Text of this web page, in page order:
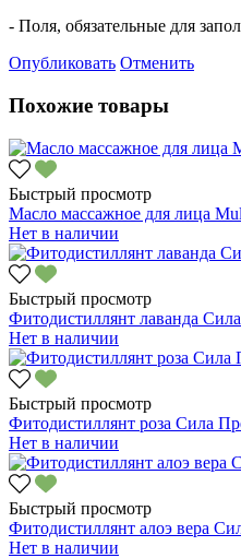
- Поля, обязательные для
Опубликовать Отменить
Похожие товары
Быстрый просмотр
Масло массажное для лица
Нет в наличии
Быстрый просмотр
Фитодистиллянт лаванда
Нет в наличии
Быстрый просмотр
Фитодистиллянт роза Сила
Нет в наличии
Быстрый просмотр
Фитодистиллянт алоэ вера
Нет в наличии